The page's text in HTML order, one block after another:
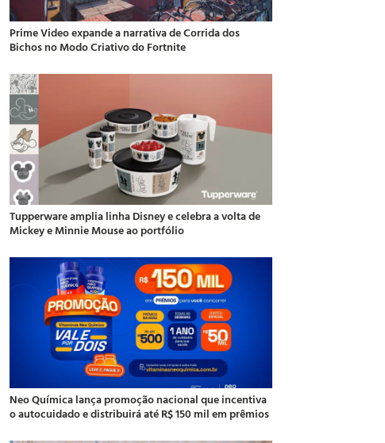
Prime Video expande a narrativa de Corrida dos
Bichos no Modo Criativo do Fortnite
Tupperware amplia linha Disney e celebra a volta de
Mickey e Minnie Mouse ao portfólio
Neo Química lança promoção nacional que incentiva
o autocuidado e distribuirá até R$ 150 mil em prêmios